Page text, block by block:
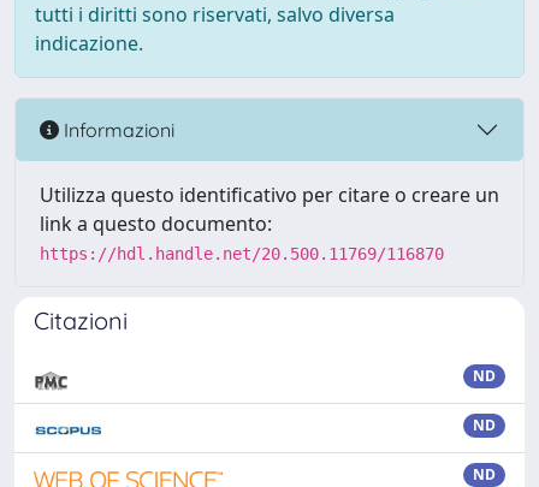
tutti i diritti sono riservati, salvo diversa
indicazione.
Informazioni
Utilizza questo identificativo per citare o creare un
link a questo documento:
https://hdl.handle.net/20.500.11769/116870
Citazioni
ND
ND
ND